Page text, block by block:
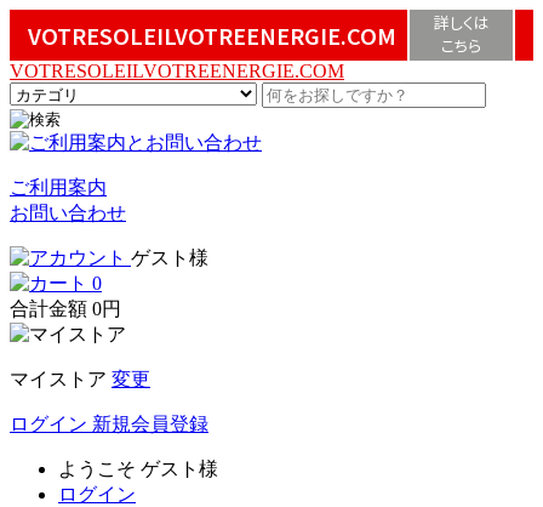
VOTRESOLEILVOTREENERGIE.COM
詳しくは
こちら
VOTRESOLEILVOTREENERGIE.COM
ご利用案内
お問い合わせ
ゲスト様
0
合計金額 0円
マイストア 変更
ログイン 新規会員登録
ようこそ ゲスト様
ログイン